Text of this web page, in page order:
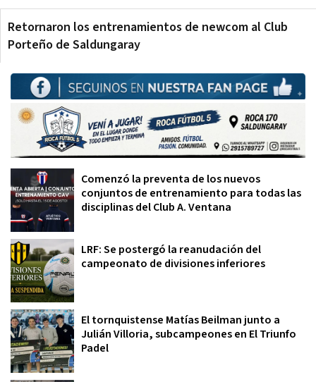
Retornaron los entrenamientos de newcom al Club
Porteño de Saldungaray
Comenzó la preventa de los nuevos
conjuntos de entrenamiento para todas las
disciplinas del Club A. Ventana
LRF: Se postergó la reanudación del
campeonato de divisiones inferiores
El tornquistense Matías Beilman junto a
Julián Villoria, subcampeones en El Triunfo
Padel